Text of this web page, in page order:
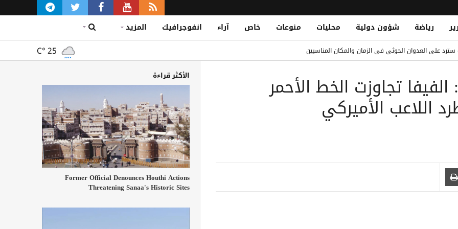
رياضة شؤون دولية محليات منوعات خاص آراء انفوجرافيك المزيد
سترد على العدوان الحوثي في الزمان والمكان المناسبين
تصعيد حوثي دموي يختبر جاهزية الحكومة اليمنية
في سوق حبان بمحافظة شبوة
C° 25
الفيفا تجاوزت الخط الأحمر
اللاعب الأميركي
الأكثر قراءة
Former Official Denounces Houthi Actions
Threatening Sanaa's Historic Sites